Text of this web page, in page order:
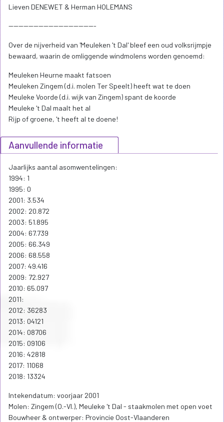
Lieven DENEWET & Herman HOLEMANS
-----------------------------------
Over de nijverheid van 'Meuleken 't Dal' bleef een oud volksrijmpje
bewaard, waarin de omliggende windmolens worden genoemd:
Meuleken Heurne maakt fatsoen
Meuleken Zingem (d.i. molen Ter Speelt) heeft wat te doen
Meuleke Voorde (d.i. wijk van Zingem) spant de koorde
Meuleke 't Dal maalt het al
Rijp of groene, 't heeft al te doene!
Aanvullende informatie
Jaarlijks aantal asomwentelingen:
1994: 1
1995: 0
2001: 3.534
2002: 20.872
2003: 51.895
2004: 67.739
2005: 66.349
2006: 68.558
2007: 49.416
2009: 72.927
2010: 65.097
2011:
2012: 36283
2013: 04121
2014: 08706
2015: 09106
2016: 42818
2017: 11068
2018: 13324
Intekendatum: voorjaar 2001
Molen: Zingem (O.-Vl.), Meuleke 't Dal - staakmolen met open voet
Bouwheer & ontwerper: Provincie Oost-Vlaanderen